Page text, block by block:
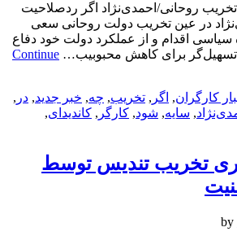
روحانی/احمدی‌نژاد اگر ردصلاحیت
در عین تخریب دولت روحانی سعی
سیاسی اقدام و از عملکرد دولت خود دفاع
تسهیل‌گر برای کاهش محبوبیب… Continue
کارگران, اگر , تخریب, چه, خبر جدید, در ,
, سایه, شود, کارگر , کاندیدای,
تخریب تندیس توسط